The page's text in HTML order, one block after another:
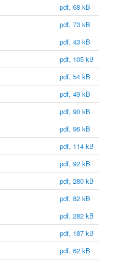
pdf, 68 kB
pdf, 73 kB
pdf, 43 kB
pdf, 105 kB
pdf, 54 kB
pdf, 49 kB
pdf, 90 kB
pdf, 96 kB
pdf, 114 kB
pdf, 92 kB
pdf, 280 kB
pdf, 82 kB
pdf, 282 kB
pdf, 187 kB
pdf, 62 kB